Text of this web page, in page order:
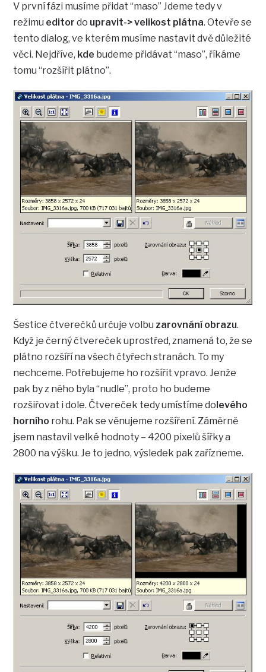
V první fázi musíme přidat “maso” Jdeme tedy v
režimu editor do upravit-> velikost plátna. Otevře se
tento dialog, ve kterém musíme nastavit dvě důležité
věci. Nejdříve, kde budeme přidávat “maso”, říkáme
tomu “rozšířit plátno”.
Šestice čtverečků určuje volbu zarovnání obrazu.
Když je černý čtvereček uprostřed, znamená to, že se
plátno rozšíří na všech čtyřech stranách. To my
nechceme. Potřebujeme ho rozšířit vpravo. Jenže
pak by z něho byla “nudle”, proto ho budeme
rozšiřovat i dole. Čtvereček tedy umístíme dolevého
horního rohu. Pak se věnujeme rozšíření. Záměrně
jsem nastavil velké hodnoty – 4200 pixelů šířky a
2800 na výšku. Je to jedno, výsledek pak zařízneme.